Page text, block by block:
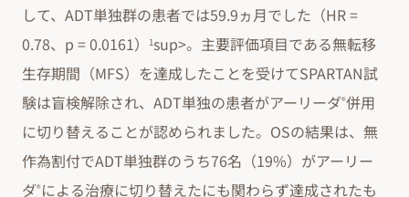
して、ADT単独群の患者では59.9ヵ月でした（HR =
0.78、p = 0.0161）
1sup>。主要評価項目である無転移
生存期間（MFS）を達成したことを受けてSPARTAN試
験は盲検解除され、ADT単独の患者がアーリーダ®併用
に切り替えることが認められました。OSの結果は、無
作為割付でADT単独群のうち76名（19%）がアーリー
ダ®による治療に切り替えたにも関わらず達成されたも